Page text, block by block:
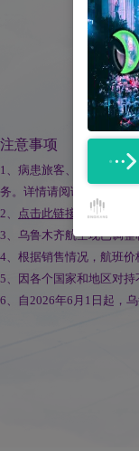
注意事项
1、病患旅客、残疾人旅
务。详情请阅读
2、 点击此链接
，立即注
3、乌鲁木齐航空现已调
4、根据销售情况，航班
5、因各个国家和地区对
6、自2026年6月1日起，